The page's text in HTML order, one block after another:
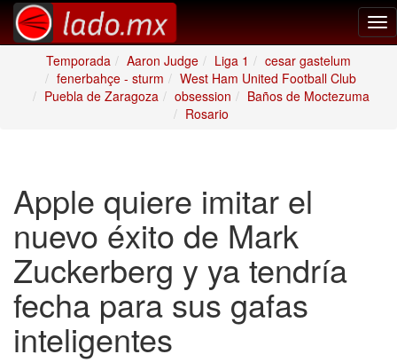
Temporada
Aaron Judge Liga 1
cesar gastelum
fenerbahçe - sturm
West Ham United Football Club
Puebla de Zaragoza
obsession
Baños de Moctezuma
Rosario
Apple quiere imitar el
nuevo éxito de Mark
Zuckerberg y ya tendría
fecha para sus gafas
inteligentes